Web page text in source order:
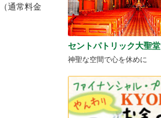
（通常料金
セントパトリック大聖堂
神聖な空間で心を休めに